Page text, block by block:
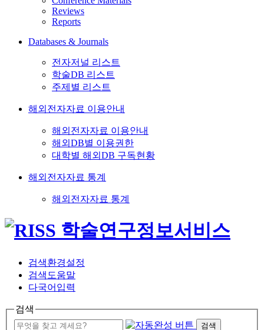
Reviews
Reports
Databases & Journals
전자저널 리스트
학술DB 리스트
주제별 리스트
해외전자자료 이용안내
해외전자자료 이용안내
해외DB별 이용권한
대학별 해외DB 구독현황
해외전자자료 통계
해외전자자료 통계
검색환경설정
검색도움말
다국어입력
검색
검색